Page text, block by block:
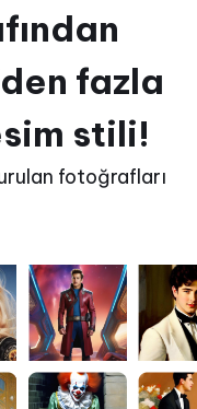
fazla
stili!
fotoğrafları